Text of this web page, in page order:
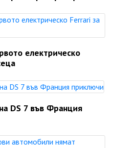
електрическо
DS 7 във Франция